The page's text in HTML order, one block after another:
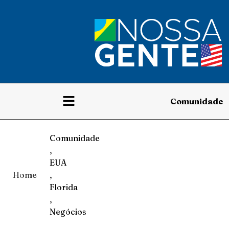
Comunidade
Home
Comunidade
,
EUA
,
Florida
,
Negócios